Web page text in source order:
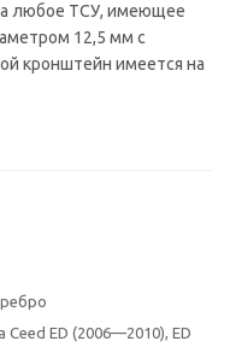
любое ТСУ, имеющее
12,5 мм с
кронштейн имеется на
Ceed ED (2006—2010), ED